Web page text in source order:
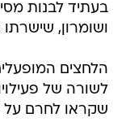
בעתיד לבנות
ושומרון,
הלחצים
לשורה של
שקראו לחרם